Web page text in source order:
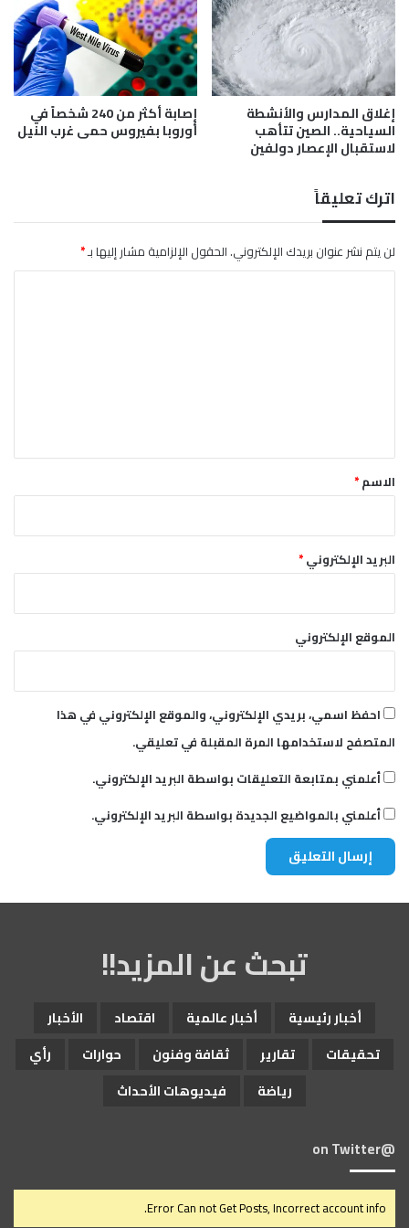
ا
د
ي
ن
و
ا
ل
ا
ج
ئ
ي
ن
ل
ى
ا
س
و
د
ن
إغلاق المدارس والأنشطة
السياحية.. الصين تتأهب
لاستقبال الإعصار دولفين
إصابة أكثر من 240 شخصاً في
أوروبا بفيروس حمى غرب النيل
اترك تعليقاً
لن يتم نشر عنوان بريدك الإلكتروني.الحقول الإلزامية مشار إليها بـ*
*الاسم*
البريد الإلكتروني*
الموقع الإلكتروني
احفظ اسمي، بريدي الإلكتروني، والموقع الإلكتروني في هذا
المتصفح لاستخدامها المرة المقبلة في تعليقي.
أعلمني بمتابعة التعليقات بواسطة البريد الإلكتروني.
أعلمني بالمواضيع الجديدة بواسطة البريد الإلكتروني.
تبحث عن المزيد!!
أخبار رئيسية أخبار عالمية اقتصاد
الأخبار
تحقيقات
تقارير ثقافة وفنون حوارات
رأي
رياضة
فيديوهات الأحداث
@on Twitter
Error Can not Get Posts, Incorrect account info.